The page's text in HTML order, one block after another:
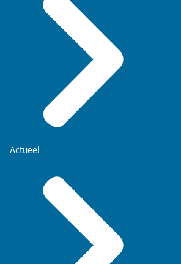
Actueel